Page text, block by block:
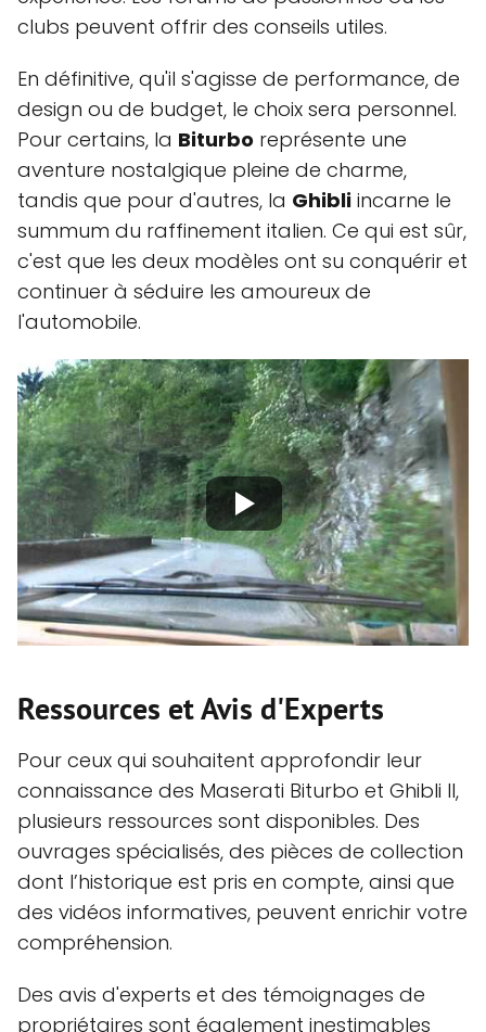
clubs peuvent offrir des conseils utiles.
En définitive, qu'il s'agisse de performance, de
design ou de budget, le choix sera personnel.
Pour certains, la Biturbo représente une
aventure nostalgique pleine de charme,
tandis que pour d'autres, la Ghibli incarne le
summum du raffinement italien. Ce qui est sûr,
c'est que les deux modèles ont su conquérir et
continuer à séduire les amoureux de
l'automobile.
Ressources et Avis d'Experts
Pour ceux qui souhaitent approfondir leur
connaissance des Maserati Biturbo et Ghibli II,
plusieurs ressources sont disponibles. Des
ouvrages spécialisés, des pièces de collection
dont l’historique est pris en compte, ainsi que
des vidéos informatives, peuvent enrichir votre
compréhension.
Des avis d'experts et des témoignages de
propriétaires sont également inestimables